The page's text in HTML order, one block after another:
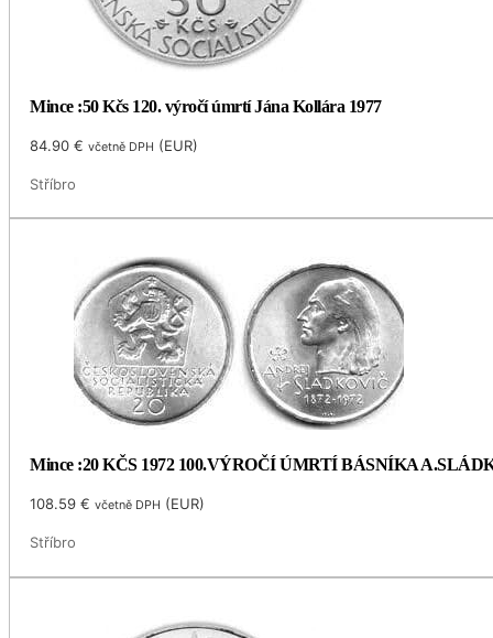
Mince :50 Kčs 120. výročí úmrtí Jána Kollára 1977
84.90€ včetně DPH (EUR)
Stříbro
Mince :20 KČS 1972 100.VÝROČÍ ÚMRTÍ BÁSNÍKA
108.59€ včetně DPH (EUR)
Stříbro